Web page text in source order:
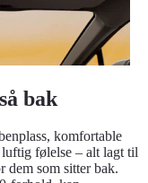
bak
komfortable
luftig følelse – alt lagt til
dem som sitter bak.